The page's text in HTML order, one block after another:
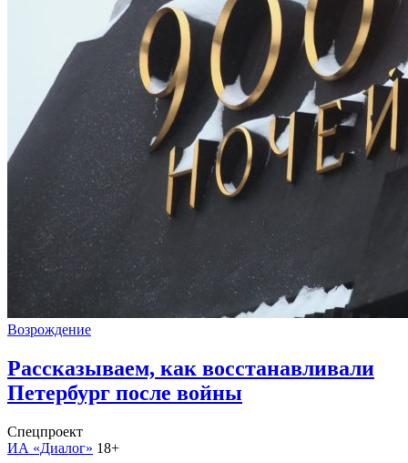
Возрождение
Рассказываем, как восстанавливали
Петербург после войны
Спецпроект
ИА «Диалог» 18+